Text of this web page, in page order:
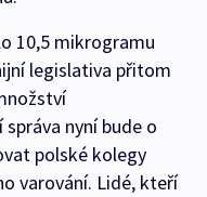
10,5 mikrogramu
legislativa přitom
nyní bude o
polské kolegy
varování. Lidé, kteří